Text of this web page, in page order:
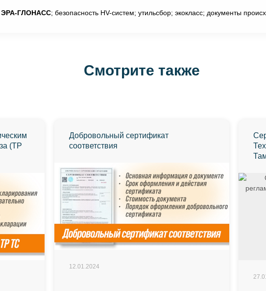
ЭРА-ГЛОНАСС; безопасность HV-систем; утильсбор; экокласс; документы
Смотрите также
(ТР
Добровольный сертификат
соответствия
12.01.2024